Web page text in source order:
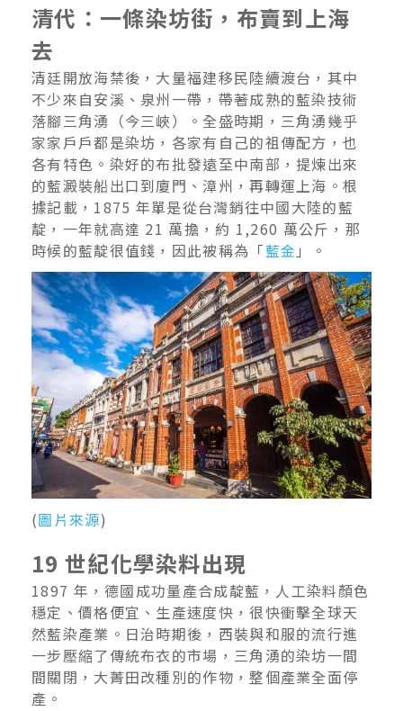
清代：一條染坊街，布賣到上海
去
清廷開放海禁後，大量福建移民陸續渡台，其中
不少來自安溪、泉州一帶，帶著成熟的藍染技術
落腳三角湧（今三峽）。全盛時期，三角湧幾乎
家家戶戶都是染坊，各家有自己的祖傳配方，也
各有特色。染好的布批發遠至中南部，提煉出來
的藍澱裝船出口到廈門、漳州，再轉運上海。根
據記載，1875 年單是從台灣銷往中國大陸的藍
靛，一年就高達 21 萬擔，約 1,260 萬公斤，那
時候的藍靛很值錢，因此被稱為「藍金 」。
(圖片來源)
19 世紀化學染料出現
1897 年，德國成功量產合成靛藍，人工染料顏色
穩定、價格便宜、生產速度快，很快衝擊全球天
然藍染產業。日治時期後，西裝與和服的流行進
一步壓縮了傳統布衣的市場，三角湧的染坊一間
間關閉，大菁田改種別的作物，整個產業全面停
產。